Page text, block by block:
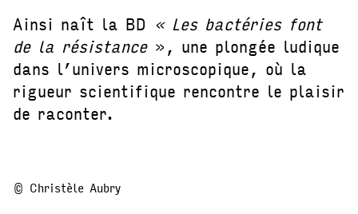
Ainsi naît la BD « Les bactéries font
de la résistance», une plongée ludique
dans l’univers microscopique, où la
rigueur scientifique rencontre le plaisir
de raconter.
© Christèle Aubry